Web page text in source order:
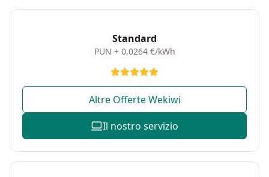
Standard
PUN + 0,0264 €/kWh
Altre Offerte Wekiwi
Il nostro servizio